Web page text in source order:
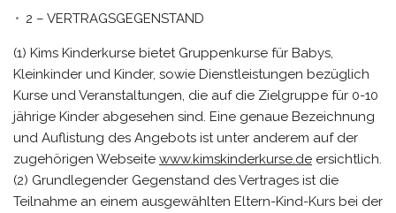
2 – VERTRAGSGEGENSTAND
(1) Kims Kinderkurse bietet Gruppenkurse für Babys,
Kleinkinder und Kinder, sowie Dienstleistungen bezüglich
Kurse und Veranstaltungen, die auf die Zielgruppe für 0-10
jährige Kinder abgesehen sind. Eine genaue Bezeichnung
und Auflistung des Angebots ist unter anderem auf der
zugehörigen Webseite www.kimskinderkurse.de ersichtlich.
(2) Grundlegender Gegenstand des Vertrages ist die
Teilnahme an einem ausgewählten Eltern-Kind-Kurs bei der